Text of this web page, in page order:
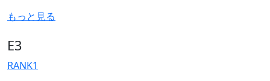
もっと見る
E3
RANK1